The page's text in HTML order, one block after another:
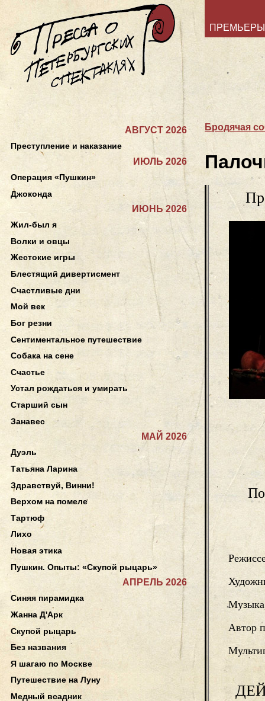
ПРЕМЬЕРЫ
Бродячая
Автор
АВГУСТ 2026
Преступление и наказание
ИЮЛЬ 2026
Операция «Пушкин»
Джоконда
ИЮНЬ 2026
Жил-был я
Волки и овцы
Жестокие игры
Блестящий дивертисмент
Счастливые дни
Мой век
Бог резни
Сентиментальное путешествие
Собака на сене
Счастье
Устал рождаться и умирать
Старший сын
Занавес
МАЙ 2026
Дуэль
Татьяна Ларина
Здравствуй, Винни!
Верхом на помеле
Тартюф
Лихо
Новая этика
Пушкин. Опыты: «Скупой рыцарь»
АПРЕЛЬ 2026
Синяя пирамидка
Жанна Д'Арк
Скупой рыцарь
Без названия
Я шагаю по Москве
Путешествие на Луну
Медный всадник